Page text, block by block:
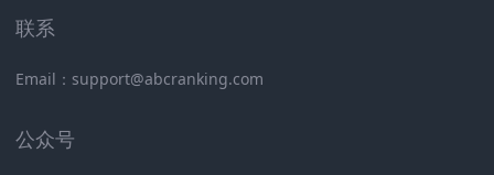
联系
Email：support@abcranking.com
公众号